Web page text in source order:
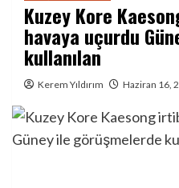
Kuzey Kore
havaya uçurdu
kullanılan
Kerem Yıldırım Haziran 16,